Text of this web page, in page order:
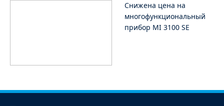
Снижена цена на
многофункциональный
прибор MI 3100 SE